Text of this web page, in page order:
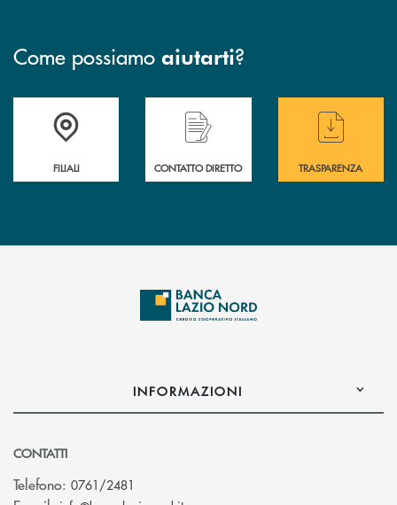
Come possiamo aiutarti?
Trova la filiale più vicina a te
FILIALI
Hai bisogno di assistenza immediata ?
CONTATTO DIRETTO
Hai bisogno di
TRASPARENZA
INFORMAZIONI
CONTATTI
Telefono: 0761/2481